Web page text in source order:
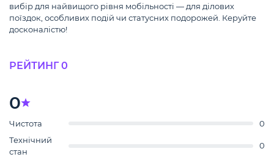
вибір для найвищого рівня мобільності — для ділових
поїздок, особливих подій чи статусних подорожей. Керуйте
досконалістю!
РЕЙТИНГ 0
0
Чистота
0
Технічний
стан
0